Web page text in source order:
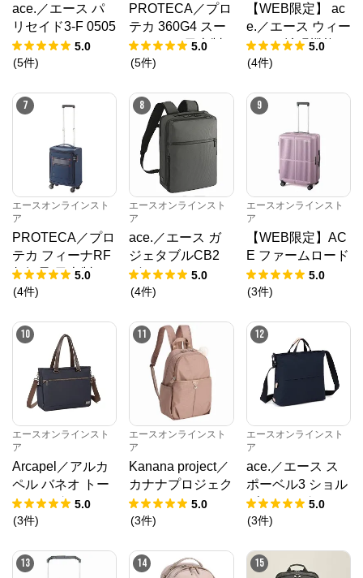
ace.／エース パ
リセイド3-F 0505
1 スーツケース フ
レーム 32L キャ
5.0
(5件)
PROTECA／プロ
テカ 360G4 スー
ツケース 日本製 5
3L 02422
5.0
(5件)
【WEB限定】 ac
e.／エース ウィー
ベルZ 拡張機能
キャスターストッ
2
5.0
(4件)
7
エースオンラインスト
ア
PROTECA／プロ
テカ フィーナRF
超軽量 日本製 キ
ャリーケース 18L
5.0
(4件)
8
エースオンラインスト
ア
ace.／エース ガ
ジェタブルCB2
ビジネスリュック
A4サイズ 14.0イ
5.0
(4件)
9
エースオンラインスト
ア
【WEB限定】AC
E ファームロード
63/75L スーツケ
ース エキスパン
5.0
(3件)
10
エースオンラインスト
ア
Arcapel／アルカ
ペル バネオ トー
トバッグ 15L 688
34
5.0
(3件)
11
エースオンラインスト
ア
Kanana project／
カナナプロジェク
ト VYG シェリ リ
ュックサック 179
5.0
(3件)
12
エースオンラインスト
ア
ace.／エース ス
ポーベル3 ショル
ダーバッグ A4サ
イズ 撥水 17813
5.0
(3件)
13 14 15